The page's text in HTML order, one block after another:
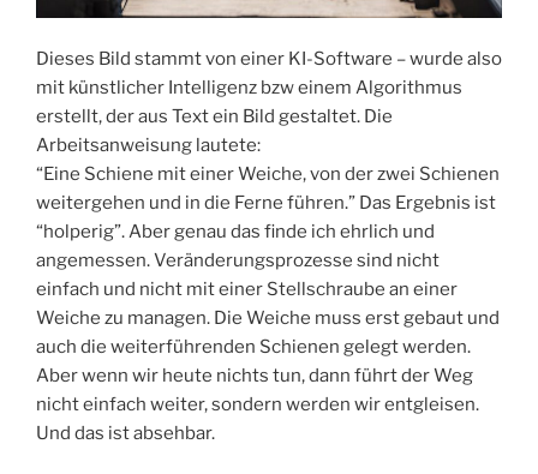
Dieses Bild stammt von einer KI-Software – wurde also
mit künstlicher Intelligenz bzw einem Algorithmus
erstellt, der aus Text ein Bild gestaltet. Die
Arbeitsanweisung lautete:
“Eine Schiene mit einer Weiche, von der zwei Schienen
weitergehen und in die Ferne führen.” Das Ergebnis ist
“holperig”. Aber genau das finde ich ehrlich und
angemessen. Veränderungsprozesse sind nicht
einfach und nicht mit einer Stellschraube an einer
Weiche zu managen. Die Weiche muss erst gebaut und
auch die weiterführenden Schienen gelegt werden.
Aber wenn wir heute nichts tun, dann führt der Weg
nicht einfach weiter, sondern werden wir entgleisen.
Und das ist absehbar.